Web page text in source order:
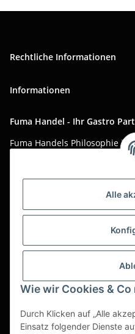
Alle
Wie wir Cookies & Co
Durch Klicken auf „Alle
Einsatz folgender Dienste
Rechtliche Informationen
Informationen
Fuma Handel - Ihr Gastro
Fuma Handels Philosophie
täglichen Gastro-Alltags zu
Asiatika, Gastraum-
weltweit um Ihnen das
Seit über 20 Jahren sind wir
geltender gesetzl. USt.
Dies ist ein reiner B2B Shop
Bestellungen von